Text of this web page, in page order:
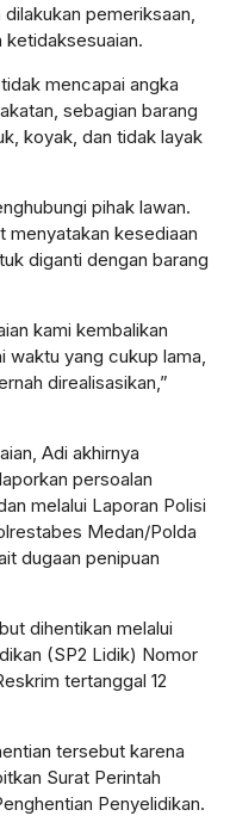
pemeriksaan,
ketidaksesuaian.
mencapai angka
sebagian barang
koyak, dan tidak layak
pihak lawan.
menyatakan kesediaan
diganti dengan barang
kami kembalikan
waktu yang cukup lama,
direalisasikan,”
Adi akhirnya
persoalan
melalui Laporan Polisi
Medan/Polda
dugaan penipuan
dihentikan melalui
(SP2 Lidik) Nomor
tertanggal 12
tersebut karena
Surat Perintah
Penyelidikan.